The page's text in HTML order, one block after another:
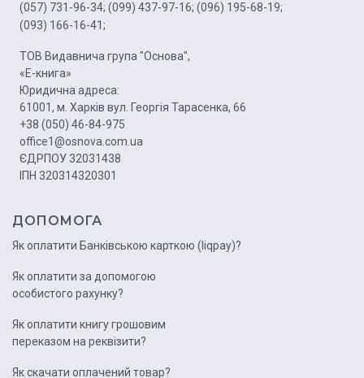
(057) 731-96-34; (099) 437-97-16; (096) 195-68-19;
(093) 166-16-41;
ТОВ Видавнича група "Основа",
«Е-книга»
Юридична адреса:
61001, м. Харків вул. Георгія Тарасенка, 66
+38 (050) 46-84-975
office1@osnova.com.ua
ЄДРПОУ 32031438
ІПН 320314320301
ДОПОМОГА
Як оплатити Банківською карткою (liqpay)?
Як оплатити за допомогою
особистого рахунку?
Як оплатити книгу грошовим
переказом на реквізити?
Як скачати оплачений товар?